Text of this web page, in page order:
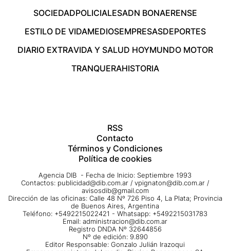
SOCIEDADPOLICIALESADN BONAERENSE
ESTILO DE VIDAMEDIOSEMPRESASDEPORTES
DIARIO EXTRAVIDA Y SALUD HOYMUNDO MOTOR
TRANQUERAHISTORIA
RSS
Contacto
Términos y Condiciones
Política de cookies
Agencia DIB - Fecha de Inicio: Septiembre 1993
Contactos: publicidad@dib.com.ar / vpignaton@dib.com.ar /
avisosdib@gmail.com
Dirección de las oficinas: Calle 48 Nº 726 Piso 4, La Plata; Provincia
de Buenos Aires, Argentina
Teléfono: +5492215022421 - Whatsapp: +5492215031783
Email: administracion@dib.com.ar
Registro DNDA Nº 32644856
Nº de edición: 9.890
Editor Responsable: Gonzalo Julián Irazoqui